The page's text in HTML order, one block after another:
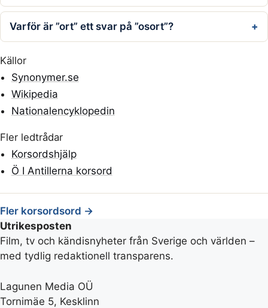
Varför är ”ort” ett svar på ”osort”?
Källor
Synonymer.se
Wikipedia
Nationalencyklopedin
Fler ledtrådar
Korsordshjälp
Ö I Antillerna korsord
Fler korsordsord →
Utrikesposten
Film, tv och kändisnyheter från Sverige och världen –
med tydlig redaktionell transparens.
Lagunen Media OÜ
Tornimäe 5, Kesklinn